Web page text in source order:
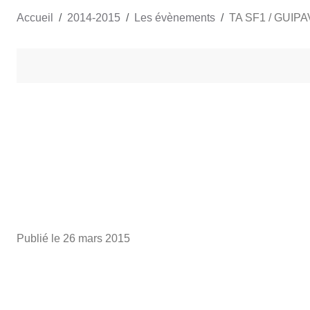
Accueil 2014-2015 Les évènements TA SF1 /
Publié le 26 mars 2015